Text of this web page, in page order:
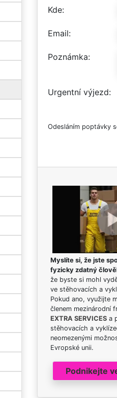
Kde
Email
Poznámka
Urgentní výjezd
Odesláním poptávky
Myslíte si, že jste
fyzicky zdatný
že byste si mohl
ve stěhovacích a
Pokud ano, využijte
členem mezinárodní
EXTRA SERVICESa
stěhovacích a
neomezenými
Evropské unii.
Podnikejte